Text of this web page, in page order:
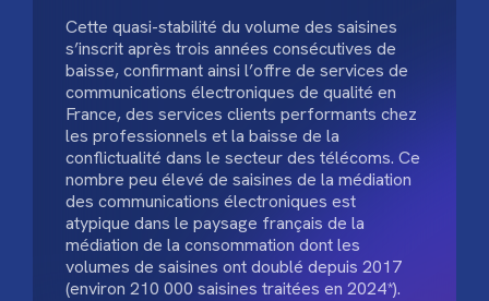
Cette quasi-stabilité du volume des saisines
s’inscrit après trois années consécutives de
baisse, confirmant ainsi l’offre de services de
communications électroniques de qualité en
France, des services clients performants chez
les professionnels et la baisse de la
conflictualité dans le secteur des télécoms. Ce
nombre peu élevé de saisines de la médiation
des communications électroniques est
atypique dans le paysage français de la
médiation de la consommation dont les
volumes de saisines ont doublé depuis 2017
(environ 210 000 saisines traitées en 2024*).